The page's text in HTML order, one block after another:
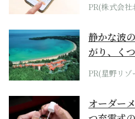
PR(株式会社
静かな波
がり、く
ホテル by...
PR(星野リゾ
オーダー